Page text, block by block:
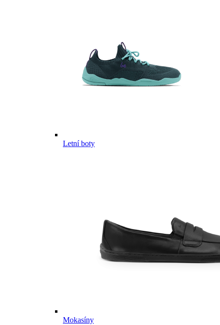
Letní boty
Mokasíny